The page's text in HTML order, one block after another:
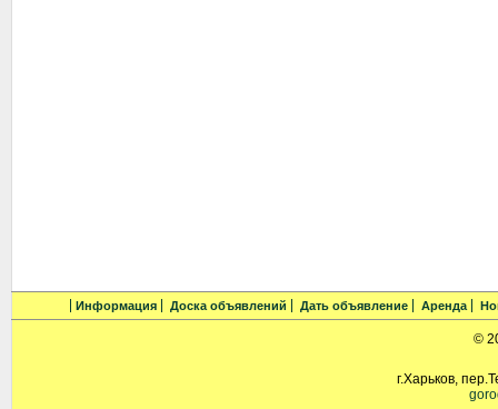
Информация Доска объявлений Дать объявление Аренда
©
г.Харьков,